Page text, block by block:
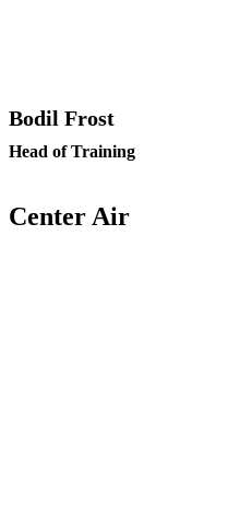
Bodil Frost
Head of Training
Center Air